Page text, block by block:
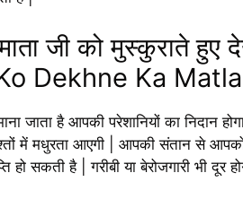
माता जी को मुस्कुराते
Dekhne Ka
जाता है आपकी परेशानियों का निदान
में मधुरता आएगी | आपकी संतान से
हो सकती है | गरीबी या बेरोजगारी भी दूर